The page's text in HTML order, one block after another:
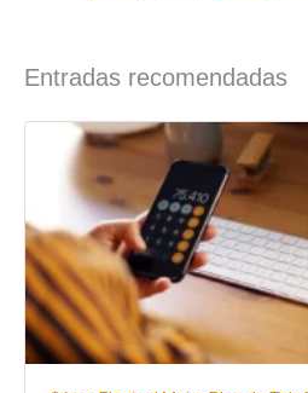
Entradas recomendadas